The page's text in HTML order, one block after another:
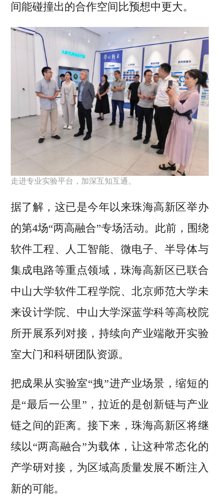
间能碰撞出的合作空间比预想中更大。
走进专业实验平台，加深互知互通。
据了解，这已是今年以来珠海高新区举办
的第4场“两高融合”专场活动。此前，围绕
软件工程、人工智能、微电子、半导体与
集成电路等重点领域，珠海高新区已联合
中山大学软件工程学院、北京师范大学未
来设计学院、中山大学深蓝学科等高校院
所开展系列对接，持续向产业端敞开实验
室大门和科研团队资源。
把成果从实验室“拽”进产业场景，缩短的
是“最后一公里”，拉近的是创新链与产业
链之间的距离。接下来，珠海高新区将继
续以“两高融合”为载体，让这种常态化的
产学研对接，为区域高质量发展不断注入
新的可能。